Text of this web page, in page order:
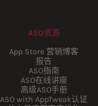
ASO资源
App Store 营销博客
报告
ASO指南
ASO在线讲座
高级ASO手册
ASO with AppTweak认证